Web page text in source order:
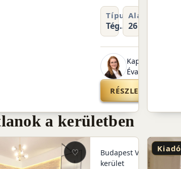
Típus
Tégla
lakás
Alapterület
26 m²
Kaplonyi
Éva
RÉSZLETEK
a kerületben
♡
Budapest VII.
kerület
Kiadó